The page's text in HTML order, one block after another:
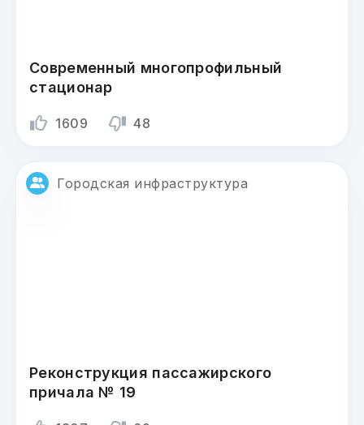
Современный многопрофильный
стационар
1609 48
Городская инфраструктура
Реконструкция пассажирского
причала № 19